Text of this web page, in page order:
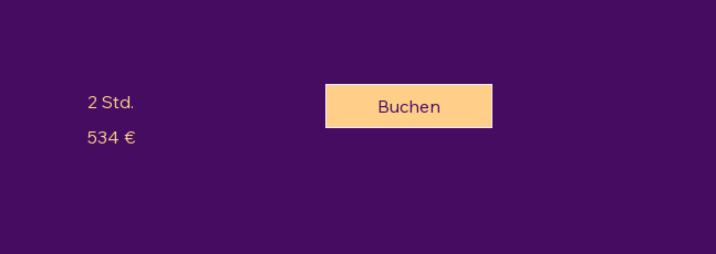
2 Std.
Euro
534 €
Buchen